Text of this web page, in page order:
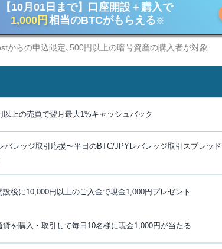
【10月01日まで】口座開設＋購入で
1,000円 相当のBTCがもらえる※
からの申込限定､500円以上の暗号資産の購入者が対象
上の売買で翌月最大1%キャッシュバック
レッジ取引応援〜平日のBTC/JPYレバレッジ取引スプレッド
後に10,000円以上のご入金で現金1,000円プレゼント
を購入・取引して毎日10名様に現金1,000円が当たる